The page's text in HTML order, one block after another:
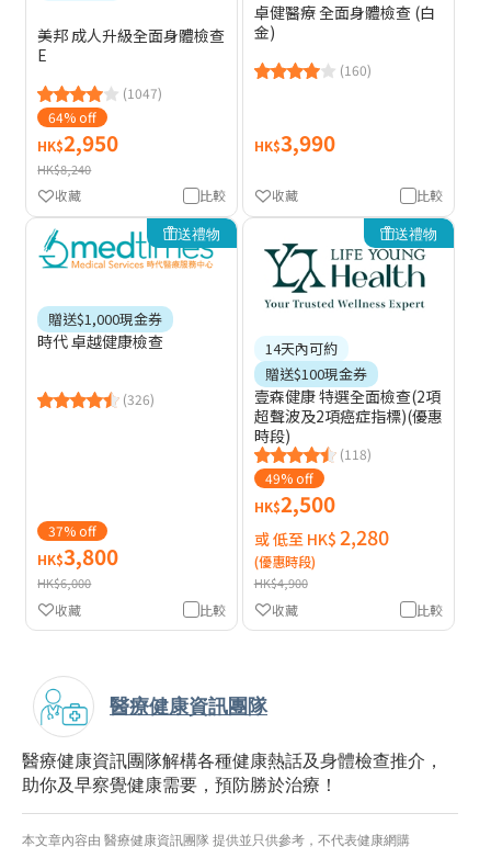
美邦 成人升級全面身體檢查
E
(1047)
64% off
HK$2,950
HK$8,240
比較
收藏
卓健醫療 全面身體檢查 (白
金)
(160)
HK$3,990
比較
收藏
送禮物
贈送$1,000現金券
時代 卓越健康檢查
(326)
37% off
HK$3,800
HK$6,000
比較
收藏
送禮物
14天內可約
贈送$100現金券
壹森健康 特選全面檢查(2項
超聲波及2項癌症指標)(優惠
時段)
(118)
49% off
HK$2,500
或 低至 HK$ 2,280
(優惠時段)
HK$4,900
比較
收藏
醫療健康資訊團隊
醫療健康資訊團隊解構各種健康熱話及身體檢查推介，
助你及早察覺健康需要，預防勝於治療！
本文章內容由 醫療健康資訊團隊 提供並只供參考，不代表健康網購